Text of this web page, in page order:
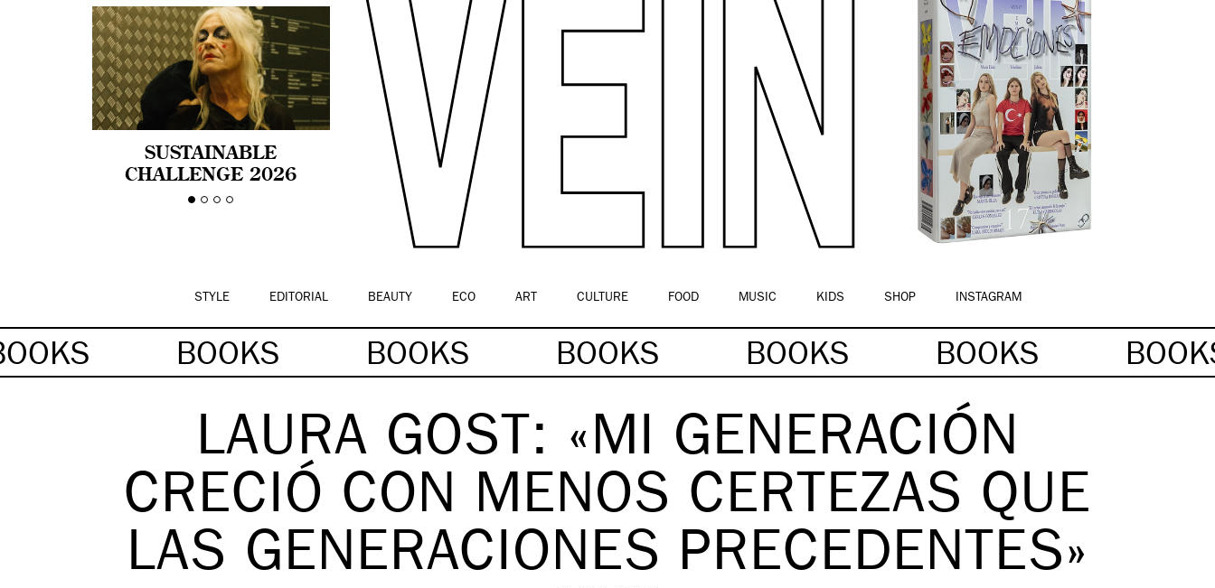
SUSTAINABLE
CHALLENGE 2026
CELEBRA LA
STYLE EDITORIAL BEAUTY ECO ART CULTURE FOOD MUSIC KIDS SHOP INSTAGRAM
BOOKS BOOKS BOOKS BOOKS BOOKS
LAURA GOST: «MI GENERACIÓN
CRECIÓ CON MENOS CERTEZAS QUE
LAS GENERACIONES PRECEDENTES»